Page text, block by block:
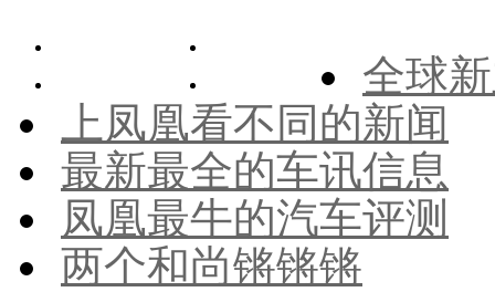
全球
上凤凰看不同的新闻
最新最全的车讯信息
凤凰最牛的汽车评测
两个和尚锵锵锵